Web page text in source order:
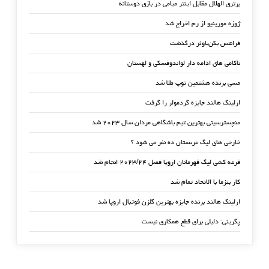
برتری الهلال مقابل اینتر میامی در بازی دوستانه
ژوزه مورینیو از رم اخراج شد
فرانتس بکن‌باوئر درگذشت
ناکامی های ادامه دار لواندوفسکی و لهستان
مسی برنده هشتمین توپ طلا شد
ارلینگ هالند جایزه گردمولر را گرفت
منچسترسیتی بهترین تیم باشگاهی مردان سال ۲۰۲۳ شد
خارجی های لیگ عربستان ده نفر می شود ؟
قرعه کشی لیگ قهرمانان اروپا فصل ۲۰۲۳/۲۴ انجام شد
کار بنزما با الاتحاد تمام شد
ارلینگ هالند برنده جایزه بهترین گلزن فوتبال اروپا شد
پگرینی: دلیلی برای قطع همکاری نیست